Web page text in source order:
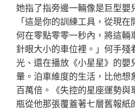
她指了指旁邊一輛像是巨型嬰
「這是你的訓練工具，從現
何在零點零零一秒內，將這輛
針眼大小的車位裡。」何手殘
光、還在播放《小星星》的嬰
暈。泊車維度的生活，比他想
百萬倍。《失控的星座運勢與
瓶從他那張覆蓋著七層舊報紙